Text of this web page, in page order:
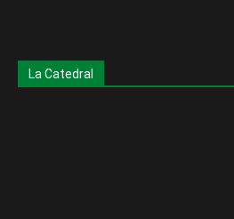
La Catedral